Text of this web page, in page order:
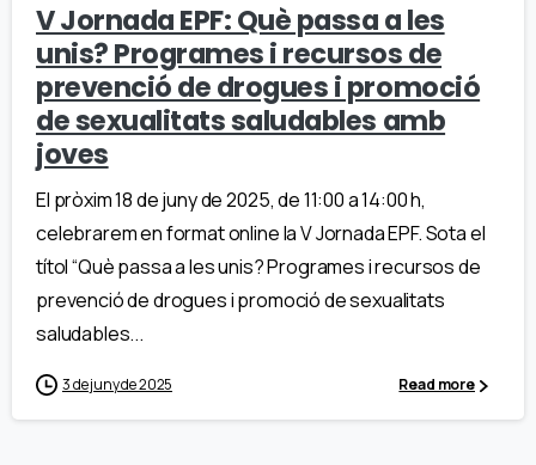
V Jornada EPF: Què passa a les
unis? Programes i recursos de
prevenció de drogues i promoció
de sexualitats saludables amb
joves
El pròxim 18 de juny de 2025, de 11:00 a 14:00 h,
celebrarem en format online la V Jornada EPF. Sota el
títol “Què passa a les unis? Programes i recursos de
prevenció de drogues i promoció de sexualitats
saludables...
3 de juny de 2025 Read more